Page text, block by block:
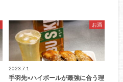
お酒
2023.7.1
手羽先×ハイボールが最強に合う理